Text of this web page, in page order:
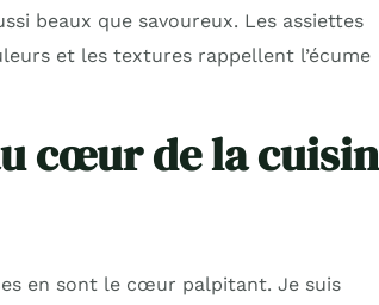
beaux que savoureux. Les assiettes
et les textures rappellent l’écume
cœur de la
en sont le cœur palpitant. Je suis